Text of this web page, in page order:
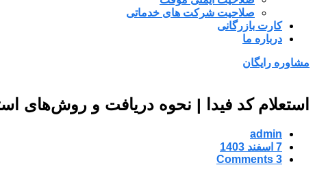
صلاحیت شرکت های خدماتی
کارت بازرگانی
درباره ما
مشاوره رایگان
استعلام کد فیدا | نحوه دریافت و روش‌های
admin
7 اسفند 1403
3 Comments